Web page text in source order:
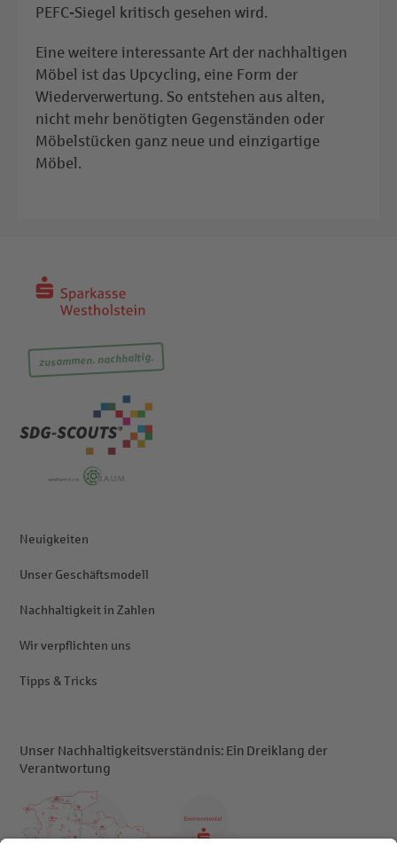
PEFC-Siegel kritisch gesehen wird.
Eine weitere interessante Art der nachhaltigen
Möbel ist das Upcycling, eine Form der
Wiederverwertung. So entstehen aus alten,
nicht mehr benötigten Gegenständen oder
Möbelstücken ganz neue und einzigartige
Möbel.
zusammen. nachhaltig.
Neuigkeiten
Unser Geschäftsmodell
Nachhaltigkeit in Zahlen
Wir verpflichten uns
Tipps & Tricks
Unser Nachhaltigkeitsverständnis: Ein Dreiklang der
Verantwortung